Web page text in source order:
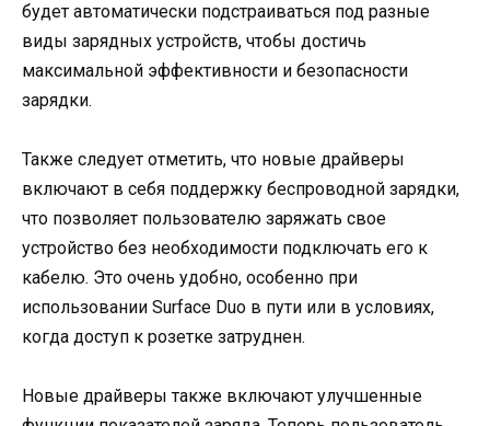
будет автоматически подстраиваться под разные
виды зарядных устройств, чтобы достичь
максимальной эффективности и безопасности
зарядки.
Также следует отметить, что новые драйверы
включают в себя поддержку беспроводной зарядки,
что позволяет пользователю заряжать свое
устройство без необходимости подключать его к
кабелю. Это очень удобно, особенно при
использовании Surface Duo в пути или в условиях,
когда доступ к розетке затруднен.
Новые драйверы также включают улучшенные